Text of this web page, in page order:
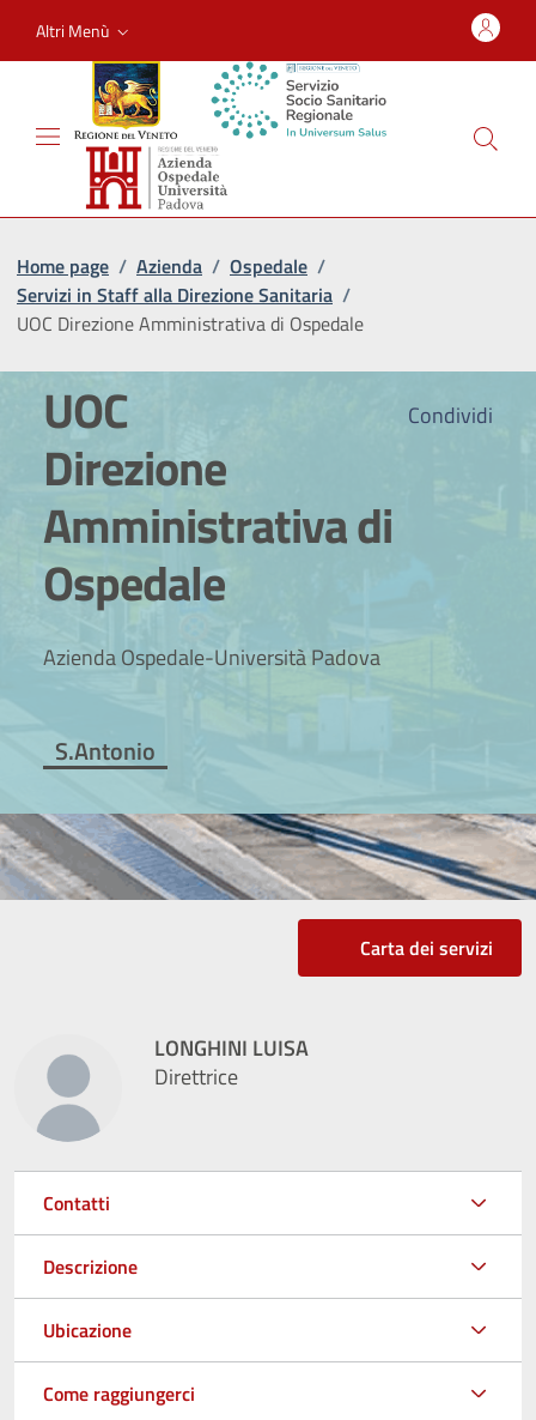
Altri Menù
Home page / Azienda / Ospedale /
Servizi in Staff alla Direzione Sanitaria /
UOC Direzione Amministrativa di Ospedale
Condividi
UOC
Direzione
Amministrativa di
Ospedale
Azienda Ospedale-Università Padova
S.Antonio
Carta dei servizi
LONGHINI LUISA
Direttrice
Contatti
Descrizione
Ubicazione
Come raggiungerci